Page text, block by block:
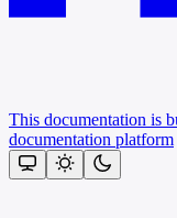
This documentation is
documentation platform